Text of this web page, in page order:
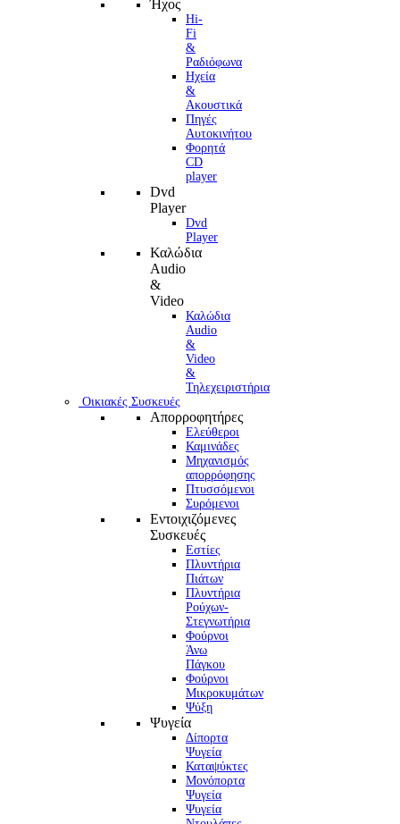
Ήχος
Hi-
Fi
&
Ραδιόφωνα
Ηχεία
&
Ακουστικά
Πηγές
Αυτοκινήτου
Φορητά
CD
player
Dvd
Player
Dvd
Player
Καλώδια
Audio
&
Video
Καλώδια
Audio
&
Video
&
Τηλεχειριστήρια
Οικιακές Συσκευές
Απορροφητήρες
Ελεύθεροι
Καμινάδες
Μηχανισμός
απορρόφησης
Πτυσσόμενοι
Συρόμενοι
Εντοιχιζόμενες
Συσκευές
Εστίες
Πλυντήρια
Πιάτων
Πλυντήρια
Ρούχων-
Στεγνωτήρια
Φούρνoι
Άνω
Πάγκου
Φούρνοι
Μικροκυμάτων
Ψύξη
Ψυγεία
Δίπορτα
Ψυγεία
Καταψύκτες
Μονόπορτα
Ψυγεία
Ψυγεία